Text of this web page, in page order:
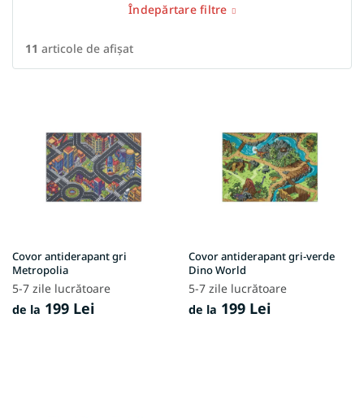
Îndepărtare filtre
11 articole de afişat
u
s
e
Covor antiderapant gri
Metropolia
5-7 zile lucrătoare
de la 199 Lei
Covor antiderapant gri-verde
Dino World
5-7 zile lucrătoare
de la 199 Lei